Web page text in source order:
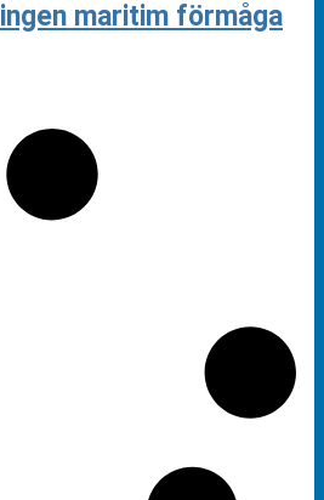
maritim förmåga